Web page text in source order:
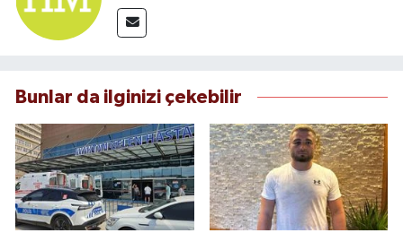
Bunlar da ilginizi çekebilir